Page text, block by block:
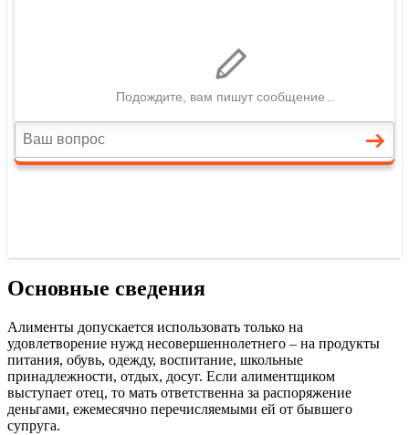
Основные сведения
Алименты допускается использовать только на
удовлетворение нужд несовершеннолетнего – на продукты
питания, обувь, одежду, воспитание, школьные
принадлежности, отдых, досуг. Если алиментщиком
выступает отец, то мать ответственна за распоряжение
деньгами, ежемесячно перечисляемыми ей от бывшего
супруга.